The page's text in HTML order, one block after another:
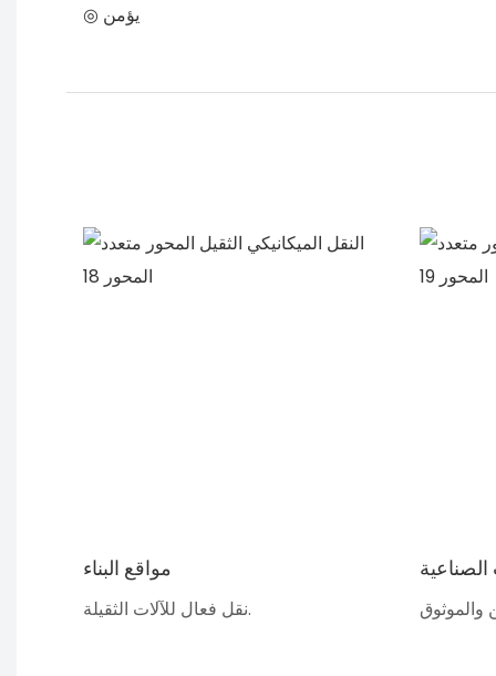
◎ يؤمن
مواقع البناء
نقل فعال للآلات الثقيلة.
الصناعية